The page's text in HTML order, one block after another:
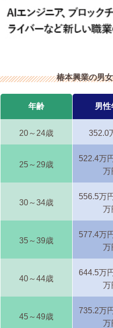
椿本興業の男
年齢 男性
20～24歳 352.0
25～29歳
522.4万
万
30～34歳
556.5万
万
35～39歳
577.4万
万
40～44歳
644.5万
万
45～49歳
735.2万
万